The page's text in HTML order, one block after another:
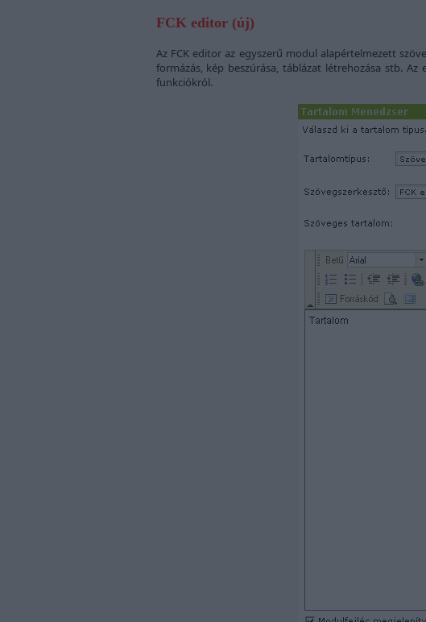
FCK editor (új)
Az FCK editor az egyszerű modul alapértelmezett
formázás, kép beszúrása, táblázat létrehozása stb.
funkciókról.